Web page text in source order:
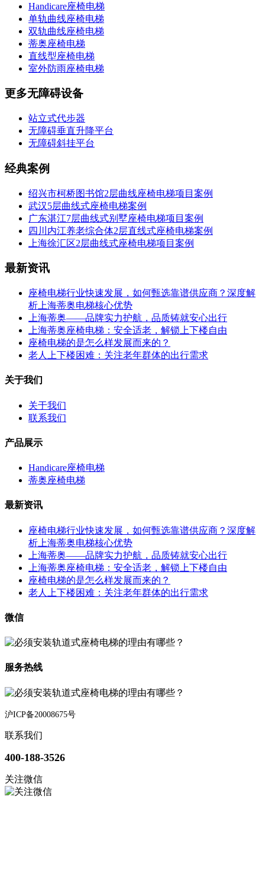
Handicare座椅电梯
单轨曲线座椅电梯
双轨曲线座椅电梯
蒂奥座椅电梯
直线型座椅电梯
室外防雨座椅电梯
更多无障碍设备
站立式代步器
无障碍垂直升降平台
无障碍斜挂平台
经典案例
绍兴市柯桥图书馆2层曲线座椅电梯项目案例
武汉5层曲线式座椅电梯案例
广东湛江7层曲线式别墅座椅电梯项目案例
四川内江养老综合体2层直线式座椅电梯案例
上海徐汇区2层曲线式座椅电梯项目案例
最新资讯
座椅电梯行业快速发展，如何甄选靠谱供应商？深度解
析上海蒂奥电梯核心优势
上海蒂奥——品牌实力护航，品质铸就安心出行
上海蒂奥座椅电梯：安全适老，解锁上下楼自由
座椅电梯的是怎么样发展而来的？
老人上下楼困难：关注老年群体的出行需求
关于我们
关于我们
联系我们
产品展示
Handicare座椅电梯
蒂奥座椅电梯
最新资讯
座椅电梯行业快速发展，如何甄选靠谱供应商？深度解
析上海蒂奥电梯核心优势
上海蒂奥——品牌实力护航，品质铸就安心出行
上海蒂奥座椅电梯：安全适老，解锁上下楼自由
座椅电梯的是怎么样发展而来的？
老人上下楼困难：关注老年群体的出行需求
微信
服务热线
沪ICP备20008675号
联系我们
400-188-3526
关注微信